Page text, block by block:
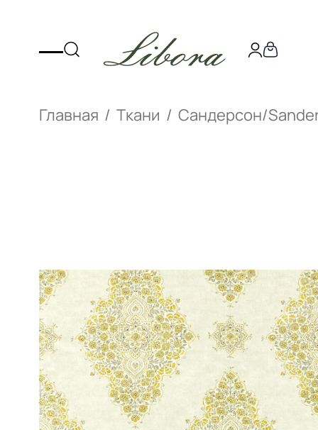
Главная Ткани Сандерсон/